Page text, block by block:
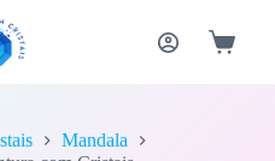
Carrinho
Mandala